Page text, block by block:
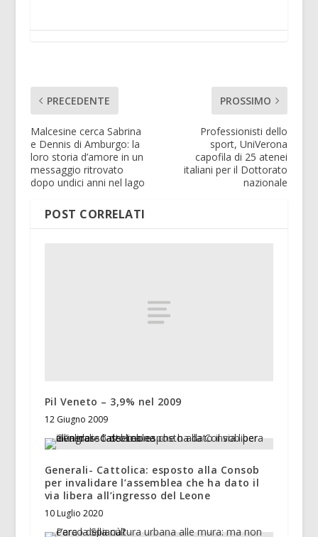
PRECEDENTE
Malcesine cerca Sabrina
e Dennis di Amburgo: la
loro storia d’amore in un
messaggio ritrovato
dopo undici anni nel lago
PROSSIMO
Professionisti dello
sport, UniVerona
capofila di 25 atenei
italiani per il Dottorato
nazionale
POST CORRELATI
Pil Veneto – 3,9% nel 2009
12 Giugno 2009
Generali- Cattolica: esposto alla Consob
per invalidare l’assemblea che ha dato il
via libera all’ingresso del Leone
10 Luglio 2020